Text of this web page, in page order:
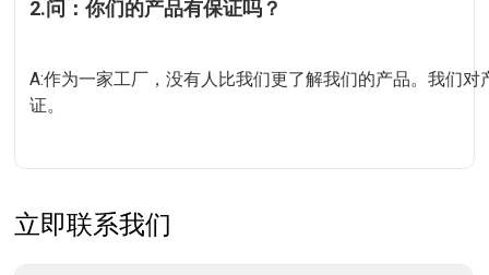
2.问：你们的产品有保证吗？
A:作为一家工厂，没有人比我们更了解我们的产品。我们
证。
立即联系我们